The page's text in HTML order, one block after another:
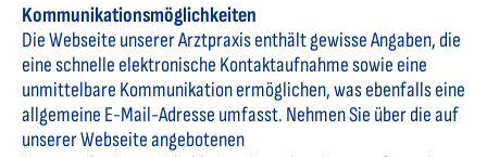
Kommunikationsmöglichkeiten
Die Webseite unserer Arztpraxis enthält gewisse Angaben, die
eine schnelle elektronische Kontaktaufnahme sowie eine
unmittelbare Kommunikation ermöglichen, was ebenfalls eine
allgemeine E-Mail-Adresse umfasst. Nehmen Sie über die auf
unserer Webseite angebotenen